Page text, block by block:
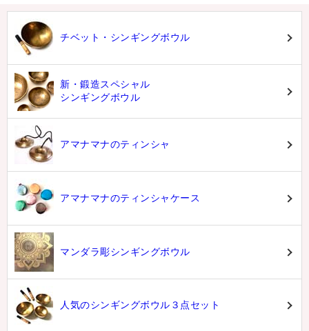
チベット・シンギングボウル
新・鍛造スペシャル
シンギングボウル
アマナマナのティンシャ
アマナマナのティンシャケース
マンダラ彫シンギングボウル
人気のシンギングボウル３点セット